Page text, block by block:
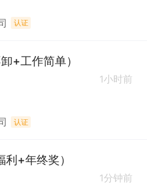
认证
+工作简单）
1小时前
认证
+年终奖）
1分钟前